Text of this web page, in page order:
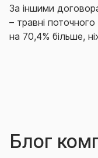
За іншими
– травні
на 70,4% більше,
Блог